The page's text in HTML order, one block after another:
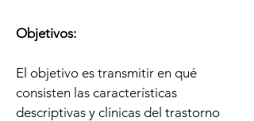
Objetivos:
El objetivo es transmitir en qué
consisten las características
descriptivas y clínicas del trastorno